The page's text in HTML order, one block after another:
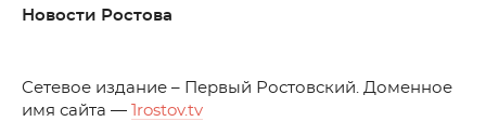
Новости Ростова
Cетевое издание – Первый Ростовский. Доменное
имя сайта —
1rostov.tv